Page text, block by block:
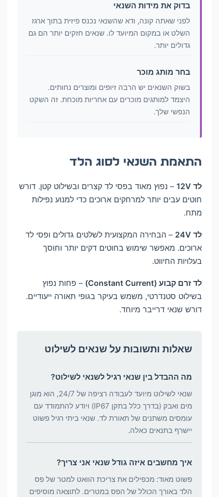
בדוק את מידות השנאי
לפני שאתה קונה, ודא שהשנאי נכנס פיזית בתוך ארגז
השלט או במקום המיועד לו. שנאים חזקים יותר הם גם
גדולים יותר.
בחר מותג מוכר
בשוק השנאים יש הרבה זיופים ומוצרים נחותים.
היצמד למותגים מוכרים עם אחריות מוכחת. זה השקט
הנפשי שלך.
התאמת השנאי לסוג הלד
לד 12V
– נפוץ מאוד בפסי לד קצרים ובשילוט קטן. דורש
חוטים עבים יותר למרחקים ארוכים כדי למנוע נפילות
מתח.
לד 24V
– הבחירה המקצועית לשלטים גדולים ופסי לד
ארוכים. מאפשר שימוש בחוטים דקים יותר וחוסך
בעלויות החיווט.
לד זרם קבוע (Constant Current)
– פחות נפוץ
בשילוט סטנדרטי, משמש בעיקר בגופי תאורה ייעודיים.
דורש שנאי דרייבר מיוחד.
שאלות ותשובות על שנאים לשילוט
מה ההבדל בין שנאי רגיל לשנאי לשילוט?
שנאי לשילוט מיועד לעבודה רציפה של 24/7, הוא מוגן
מים ואבק (בדרך כלל בתקן IP67) ויודע להתמודד עם
עומסים משתנים של תאורת לד. שנאי ביתי רגיל פשוט
יישרף בתנאים כאלה.
איך מחשבים איזה גודל שנאי אני צריך?
פשוט מאוד: מכפילים את צריכת הוואט למטר של פס
הלד באורך הכולל של הפס במטרים. לתוצאה מוסיפים